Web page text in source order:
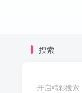
搜索
开启精彩搜索